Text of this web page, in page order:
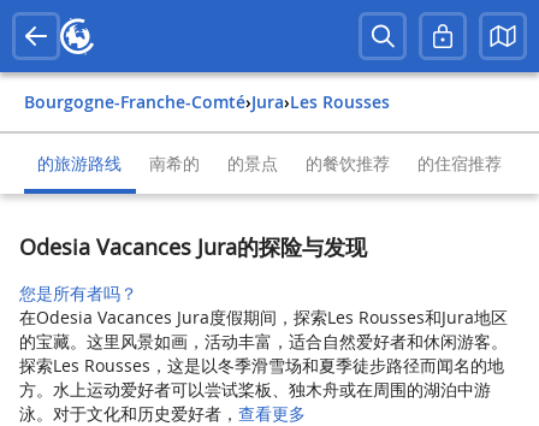
Bourgogne-Franche-Comté› Jura› Les Rousses
的旅游路线 南希的 的景点 的餐饮推荐 的住宿推荐
Odesia Vacances Jura的探险与发现
您是所有者吗？
在Odesia Vacances Jura度假期间，探索Les Rousses和Jura地区
的宝藏。这里风景如画，活动丰富，适合自然爱好者和休闲游客。
探索Les Rousses，这是以冬季滑雪场和夏季徒步路径而闻名的地
方。水上运动爱好者可以尝试桨板、独木舟或在周围的湖泊中游
泳。对于文化和历史爱好者， 查看更多